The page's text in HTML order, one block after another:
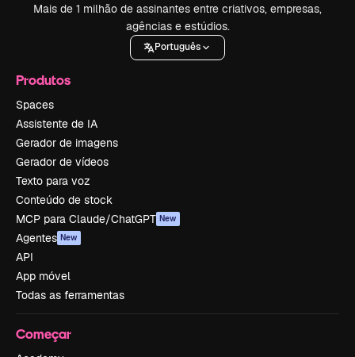
Mais de 1 milhão de assinantes entre criativos, empresas,
agências e estúdios.
Português
Produtos
Spaces
Assistente de IA
Gerador de imagens
Gerador de vídeos
Texto para voz
Conteúdo de stock
MCP para Claude/ChatGPT New
Agentes New
API
App móvel
Todas as ferramentas
Começar